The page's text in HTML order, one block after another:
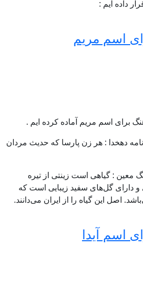
داده ایم :
اسم مریم
برای اسم مریم آماده کرده ایم .
دهخدا : هر زن پارسا که حدیث مردان
معین : گیاهی است زینتی از تیره
و دارای گل‌های سفید زیبایی است که
اصل این گیاه را از ایران می‌دانند.
اسم آیدا